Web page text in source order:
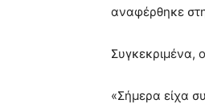
αναφέρθηκε
Συγκεκριμένα,
«Σήμερα είχα